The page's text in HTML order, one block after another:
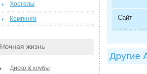
Сайт
Другие
Хостелы
Кемпинги
Ночная жизнь
Диско & клубы